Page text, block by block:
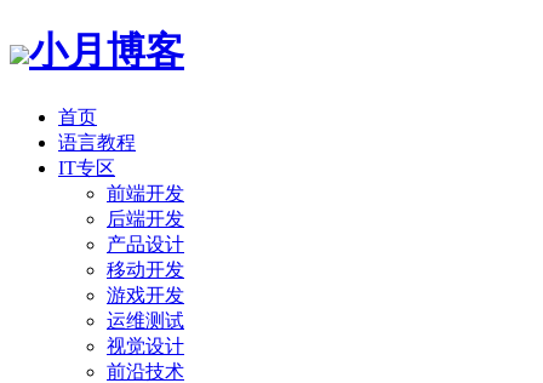
小月博客
首页
语言教程
IT专区
前端开发
后端开发
产品设计
移动开发
游戏开发
运维测试
视觉设计
前沿技术